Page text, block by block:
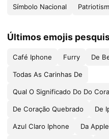
Símbolo Nacional
Últimos emojis
Café Iphone Furry De
Todas As Carinhas De
Qual O Significado Do Do
De Coração Quebrado De
Azul Claro Iphone Da